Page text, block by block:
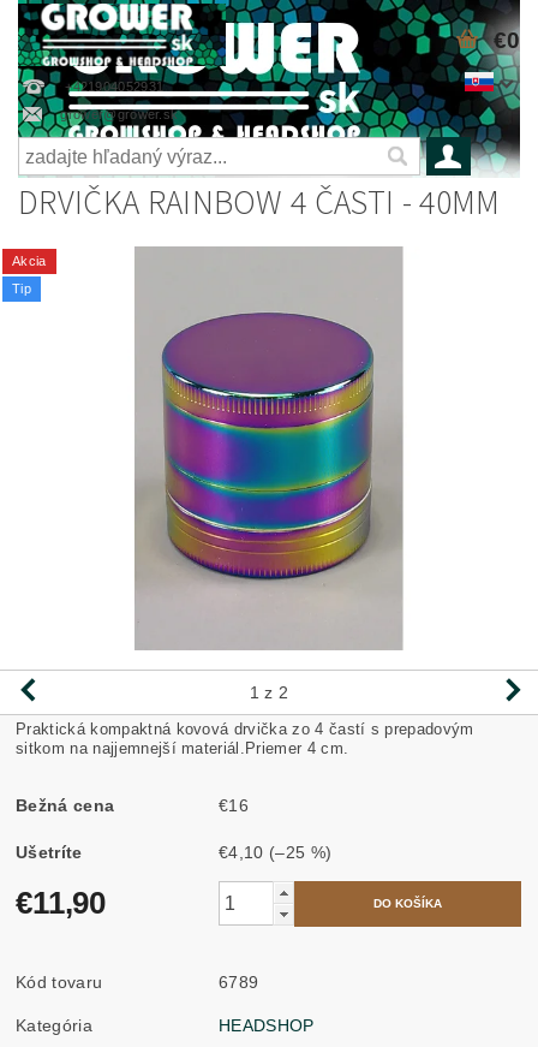
+421904052931
grower@grower.sk
€0
DRVIČKA RAINBOW 4 ČASTI - 40MM
Akcia
Tip
1 z 2
Praktická kompaktná kovová drvička zo 4 častí s prepadovým
sitkom na najjemnejší materiál.Priemer 4 cm.
Bežná cena €16
Ušetríte €4,10 (–25 %)
€11,90
Kód tovaru 6789
Kategória HEADSHOP